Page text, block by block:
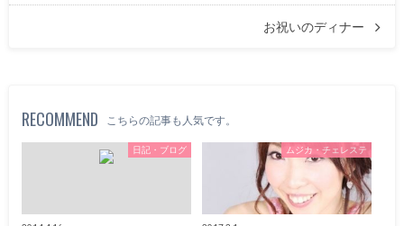
お祝いのディナー
RECOMMEND こちらの記事も人気です。
日記・ブログ ムジカ・チェレステ